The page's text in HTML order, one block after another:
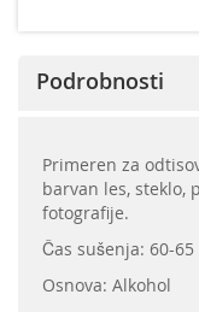
Podrobnosti
Primeren za
barvan les, steklo,
fotografije.
Čas sušenja: 60-
Osnova: Alkohol